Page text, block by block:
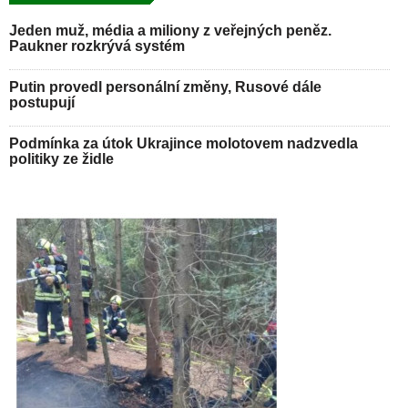
Jeden muž, média a miliony z veřejných peněz.
Paukner rozkrývá systém
Putin provedl personální změny, Rusové dále
postupují
Podmínka za útok Ukrajince molotovem nadzvedla
politiky ze židle